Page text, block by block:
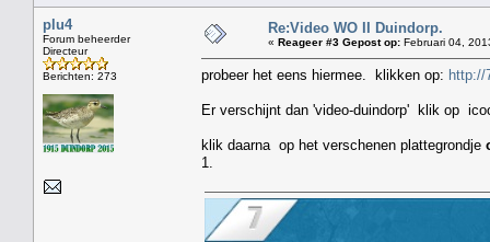
plu4
Forum beheerder
Directeur
Berichten: 273
Re:Video WO II Duindorp.
« Reageer #3 Gepost op: Februari 04,
probeer het eens hiermee. klikken op: http://
Er verschijnt dan 'video-duindorp' klik op
klik daarna op het verschenen plattegrondje
1.